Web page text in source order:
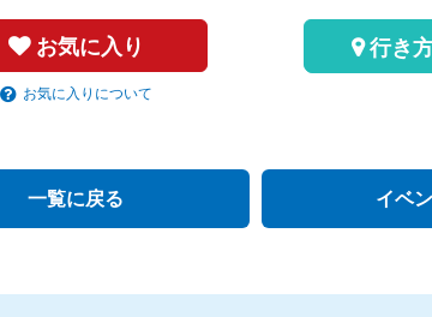
お気に入り
お気に入りについて
行き
一覧に戻る イベ